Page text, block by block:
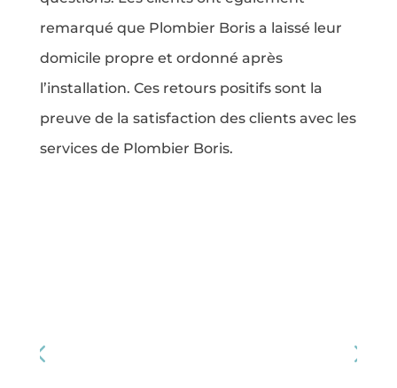
remarqué que Plombier Boris a laissé leur
domicile propre et ordonné après
l’installation. Ces retours positifs sont la
preuve de la satisfaction des clients avec les
services de Plombier Boris.